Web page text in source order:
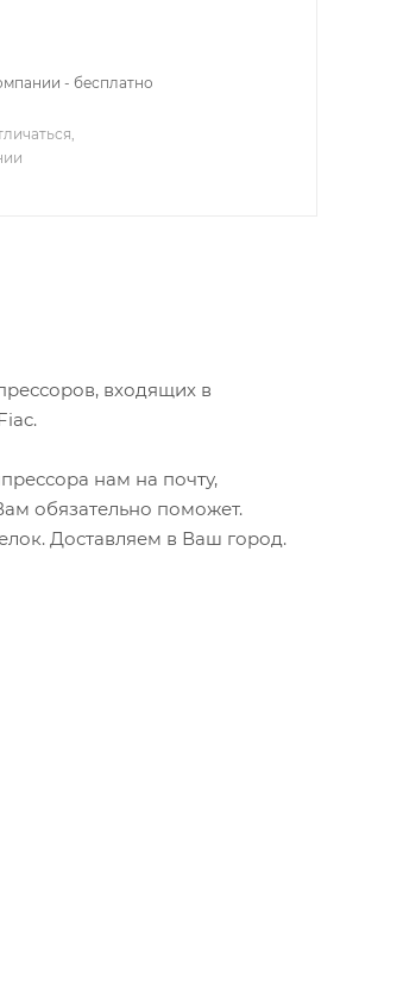
- бесплатно
входящих в
нам на почту,
обязательно поможет.
Доставляем в Ваш город.